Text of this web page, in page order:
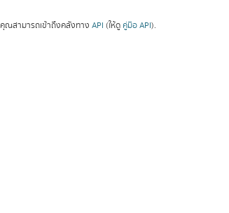
คุณสามารถเข้าถึงคลังทาง API (ให้ดู คู่มือ API).